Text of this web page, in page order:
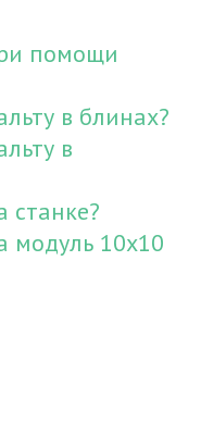
помощи
в блинах?
в
станке?
модуль 10х10